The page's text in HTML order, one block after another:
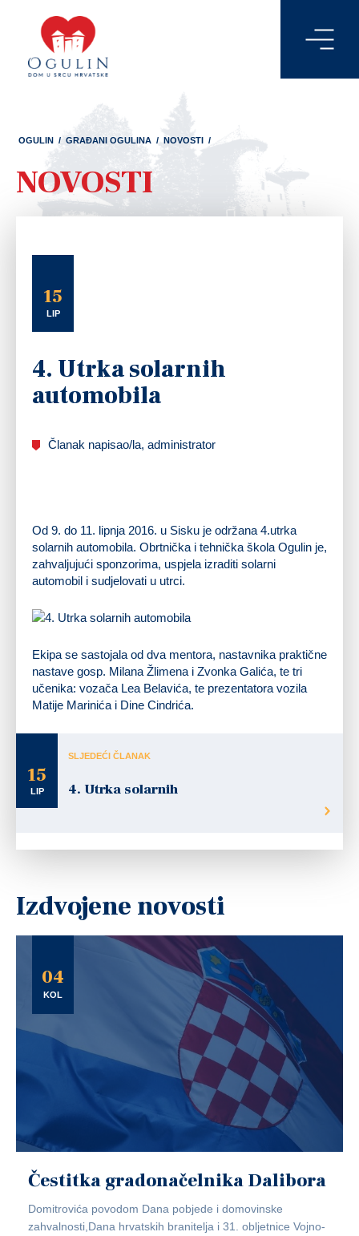
OGULIN / GRAĐANI OGULINA / NOVOSTI /
NOVOSTI
15
LIP
4. Utrka solarnih
automobila
Članak napisao/la, administrator
Od 9. do 11. lipnja 2016. u Sisku je održana 4.utrka
solarnih automobila. Obrtnička i tehnička škola Ogulin je,
zahvaljujući sponzorima, uspjela izraditi solarni
automobil i sudjelovati u utrci.
Ekipa se sastojala od dva mentora, nastavnika praktične
nastave gosp. Milana Žlimena i Zvonka Galića, te tri
učenika: vozača Lea Belavića, te prezentatora vozila
Matije Marinića i Dine Cindrića.
15
LIP
SLJEDEĆI ČLANAK
4. Utrka solarnih
Izdvojene novosti
04
KOL
Čestitka gradonačelnika Dalibora
Domitrovića povodom Dana pobjede i domovinske
zahvalnosti,Dana hrvatskih branitelja i 31. obljetnice Vojno-